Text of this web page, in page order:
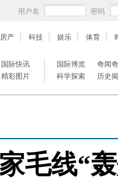
用户名 密码
房产 科技 娱乐 体育
国际快讯
精彩图片
国际博览
奇闻
科学探索
历史
毛线“